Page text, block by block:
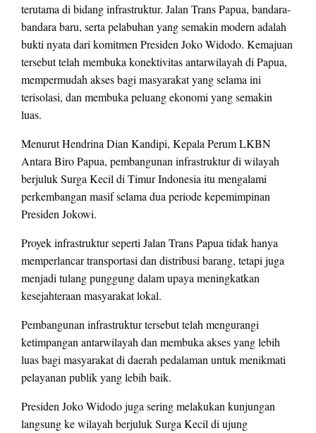
terutama di bidang infrastruktur. Jalan Trans Papua, bandara-
bandara baru, serta pelabuhan yang semakin modern adalah
bukti nyata dari komitmen Presiden Joko Widodo. Kemajuan
tersebut telah membuka konektivitas antarwilayah di Papua,
mempermudah akses bagi masyarakat yang selama ini
terisolasi, dan membuka peluang ekonomi yang semakin
luas.
Menurut Hendrina Dian Kandipi, Kepala Perum LKBN
Antara Biro Papua, pembangunan infrastruktur di wilayah
berjuluk Surga Kecil di Timur Indonesia itu mengalami
perkembangan masif selama dua periode kepemimpinan
Presiden Jokowi.
Proyek infrastruktur seperti Jalan Trans Papua tidak hanya
memperlancar transportasi dan distribusi barang, tetapi juga
menjadi tulang punggung dalam upaya meningkatkan
kesejahteraan masyarakat lokal.
Pembangunan infrastruktur tersebut telah mengurangi
ketimpangan antarwilayah dan membuka akses yang lebih
luas bagi masyarakat di daerah pedalaman untuk menikmati
pelayanan publik yang lebih baik.
Presiden Joko Widodo juga sering melakukan kunjungan
langsung ke wilayah berjuluk Surga Kecil di ujung